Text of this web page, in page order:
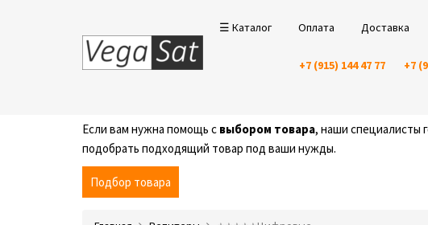
☰ Каталог Оплата Доставка
+7 (915) 144 47 77 +7
Если вам нужна помощь с выбором товара, наши специалисты
подобрать подходящий товар под ваши нужды.
Подбор товара